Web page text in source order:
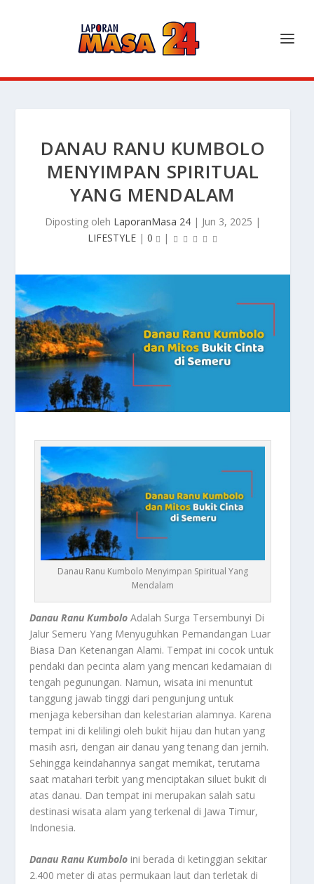
DANAU RANU KUMBOLO
MENYIMPAN SPIRITUAL
YANG MENDALAM
Diposting oleh LaporanMasa 24 | Jun 3, 2025 |
LIFESTYLE | 0 |
Danau Ranu Kumbolo Menyimpan Spiritual Yang
Mendalam
Danau Ranu Kumbolo Adalah Surga Tersembunyi Di
Jalur Semeru Yang Menyuguhkan Pemandangan Luar
Biasa Dan Ketenangan Alami. Tempat ini cocok untuk
pendaki dan pecinta alam yang mencari kedamaian di
tengah pegunungan. Namun, wisata ini menuntut
tanggung jawab tinggi dari pengunjung untuk
menjaga kebersihan dan kelestarian alamnya. Karena
tempat ini di kelilingi oleh bukit hijau dan hutan yang
masih asri, dengan air danau yang tenang dan jernih.
Sehingga keindahannya sangat memikat, terutama
saat matahari terbit yang menciptakan siluet bukit di
atas danau. Dan tempat ini merupakan salah satu
destinasi wisata alam yang terkenal di Jawa Timur,
Indonesia.
Danau Ranu Kumbolo ini berada di ketinggian sekitar
2.400 meter di atas permukaan laut dan terletak di